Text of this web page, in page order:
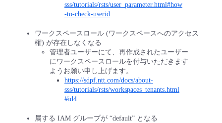
sss/tutorials/rsts/user_parameter.html#how
-to-check-userid
ワークスペースロール (ワークスペースへのアクセス
権) が存在しなくなる
管理者ユーザーにて、再作成されたユーザー
にワークスペースロールを付与いただきます
ようお願い申し上げます。
https://sdpf.ntt.com/docs/about-
sss/tutorials/rsts/workspaces_tenants.html
#id4
属する IAM グループが “default” となる